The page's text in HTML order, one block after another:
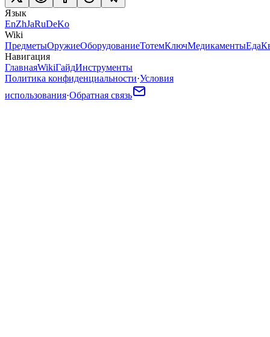
Язык
EnZhJaRuDeKo
Wiki
ПредметыОружиеОборудованиеТотемКлючМедикаментыЕда
Навигация
ГлавнаяWikiГайдИнструменты
Политика конфиденциальности·Условия
использования·Обратная связь